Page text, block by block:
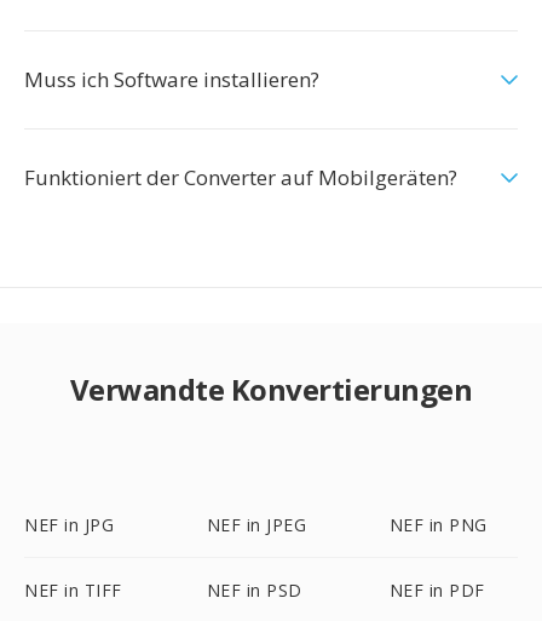
Muss ich Software installieren?
Funktioniert der Converter auf Mobilgeräten?
Verwandte Konvertierungen
NEF in JPG NEF in JPEG NEF in PNG
NEF in TIFF NEF in PSD NEF in PDF